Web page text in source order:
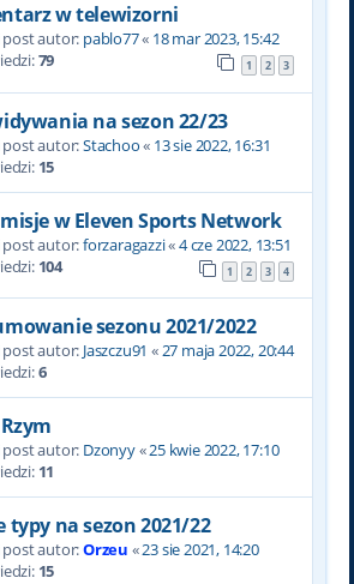
w telewizorni
autor: pablo77« 18 mar 2023, 15:42
79 1 2 3
na sezon 22/23
autor:Stachoo« 13 sie 2022, 16:31
15
w Eleven Sports Network
autor:forzaragazzi«4 cze 2022, 13:51
104 1 2 3 4
sezonu 2021/2022
autor: Jaszczu91 «27 maja 2022, 20:44
6
autor: Dzonyy«25 kwie 2022, 17:10
11
typy na sezon 2021/22
autor:Orzeu «23 sie 2021, 14:20
15